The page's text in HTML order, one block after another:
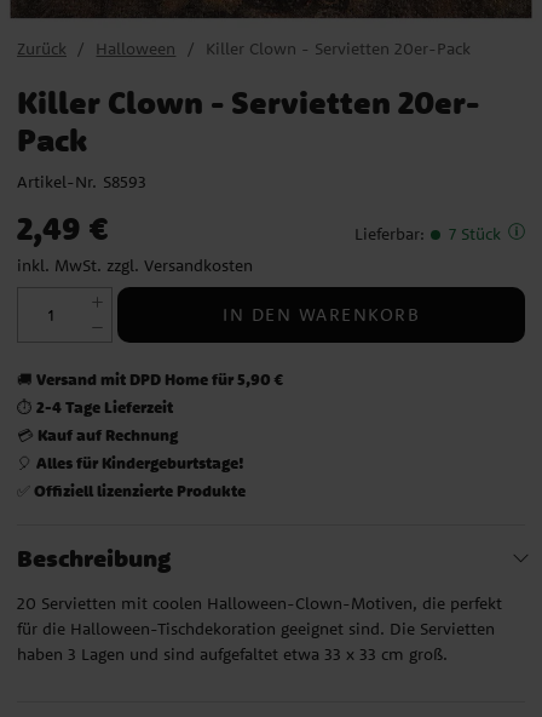
Zurück Halloween Killer Clown - Servietten 20er-Pack
Killer Clown - Servietten 20er-
Pack
Artikel-Nr. S8593
Preis:2,49 €
2,49 €
inkl. MwSt. zzgl. Versandkosten
Lieferbar: 7 Stück
IN DEN WARENKORB
🚚 Versand mit DPD Home für 5,90 €
⏱️ 2-4 Tage Lieferzeit
💳 Kauf auf Rechnung
🎈 Alles für Kindergeburtstage!
✅ Offiziell lizenzierte Produkte
Beschreibung
20 Servietten mit coolen Halloween-Clown-Motiven, die perfekt
für die Halloween-Tischdekoration geeignet sind. Die Servietten
haben 3 Lagen und sind aufgefaltet etwa 33 x 33 cm groß.